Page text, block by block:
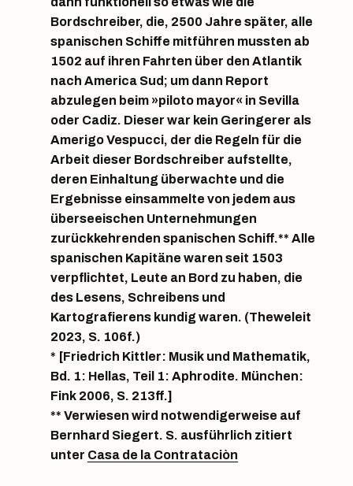
Bordschreiber, die, 2500 Jahre später, alle
spanischen Schiffe mitführen mussten ab
1502 auf ihren Fahrten über den Atlantik
nach America Sud; um dann Report
abzulegen beim »piloto mayor« in Sevilla
oder Cadiz. Dieser war kein Geringerer als
Amerigo Vespucci, der die Regeln für die
Arbeit dieser Bordschreiber aufstellte,
deren Einhaltung überwachte und die
Ergebnisse einsammelte von jedem aus
überseeischen Unternehmungen
zurückkehrenden spanischen Schiff.** Alle
spanischen Kapitäne waren seit 1503
verpflichtet, Leute an Bord zu haben, die
des Lesens, Schreibens und
Kartografierens kundig waren. (Theweleit
2023, S. 106f.)
* [Friedrich Kittler: Musik und Mathematik,
Bd. 1: Hellas, Teil 1: Aphrodite. München:
Fink 2006, S. 213ff.]
** Verwiesen wird notwendigerweise auf
Bernhard Siegert. S. ausführlich zitiert
unter Casa de la Contrataciòn